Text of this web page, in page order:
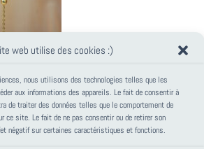
web utilise des cookies :)
nous utilisons des technologies telles que les
aux informations des appareils. Le fait de consentir à
de traiter des données telles que le comportement de
ce site. Le fait de ne pas consentir ou de retirer son
négatif sur certaines caractéristiques et fonctions.